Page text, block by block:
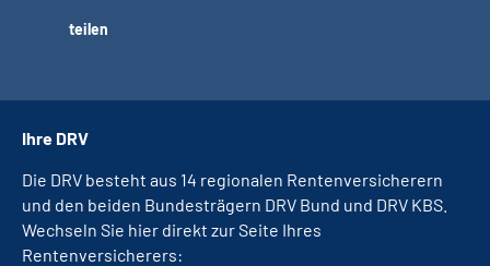
teilen
Ihre DRV
Die DRV besteht aus 14 regionalen Rentenversicherern
und den beiden Bundesträgern DRV Bund und DRV KBS.
Wechseln Sie hier direkt zur Seite Ihres
Rentenversicherers: